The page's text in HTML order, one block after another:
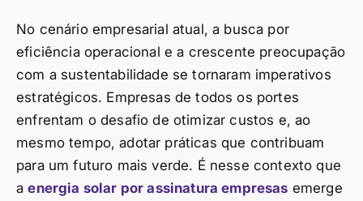
No cenário empresarial atual, a busca por
eficiência operacional e a crescente preocupação
com a sustentabilidade se tornaram imperativos
estratégicos. Empresas de todos os portes
enfrentam o desafio de otimizar custos e, ao
mesmo tempo, adotar práticas que contribuam
para um futuro mais verde. É nesse contexto que
aenergia solar por assinatura empresas emerge